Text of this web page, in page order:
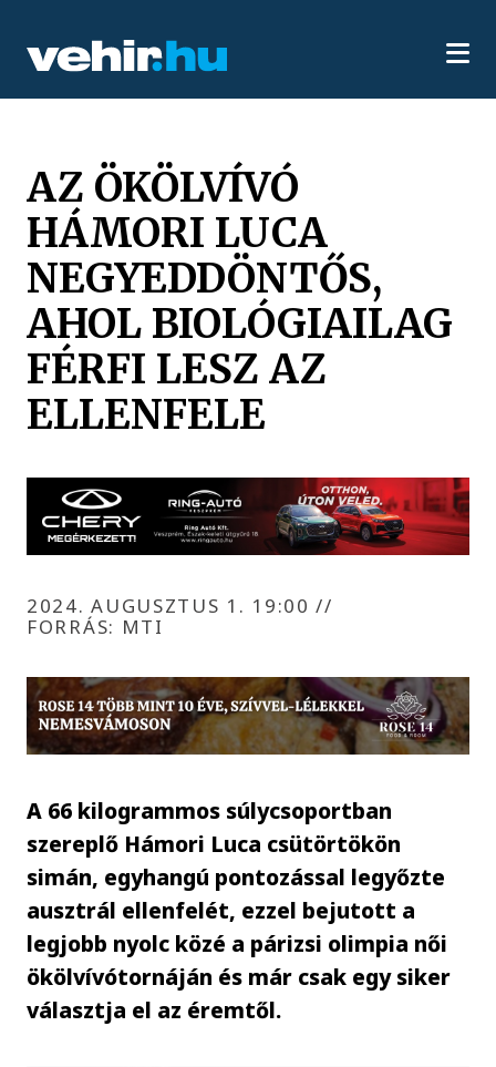
AZ ÖKÖLVÍVÓ
HÁMORI LUCA
NEGYEDDÖNTŐS,
AHOL BIOLÓGIAILAG
FÉRFI LESZ AZ
ELLENFELE
2024. AUGUSZTUS 1. 19:00//
FORRÁS: MTI
A 66 kilogrammos súlycsoportban
szereplő Hámori Luca csütörtökön
simán, egyhangú pontozással legyőzte
ausztrál ellenfelét, ezzel bejutott a
legjobb nyolc közé a párizsi olimpia női
ökölvívótornáján és már csak egy siker
választja el az éremtől.